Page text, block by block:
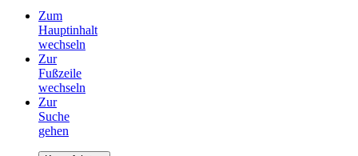
Zum
Hauptinhalt
wechseln
Zur
Fußzeile
wechseln
Zur
Suche
gehen